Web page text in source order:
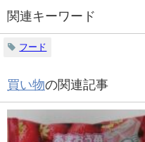
関連キーワード
フード
買い物の関連記事